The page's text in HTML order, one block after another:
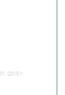
2015 г.